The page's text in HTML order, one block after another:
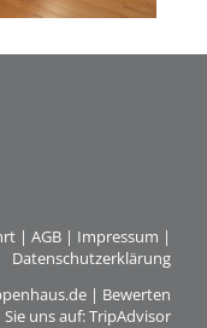
| AGB | Impressum |
Datenschutzerklärung
| Bewerten
Sie uns auf:TripAdvisor